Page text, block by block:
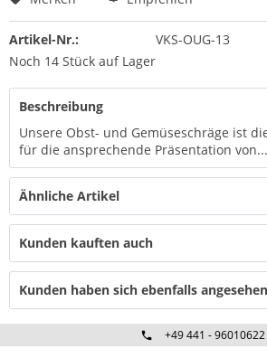
Artikel-Nr.:
VKS-OUG-13
Noch 14 Stück auf Lager
Beschreibung
Unsere Obst- und Gemüseschräge ist
für die ansprechende Präsentation von...
Ähnliche Artikel
Kunden kauften auch
Kunden haben sich ebenfalls angesehen
+49 441 - 96010622